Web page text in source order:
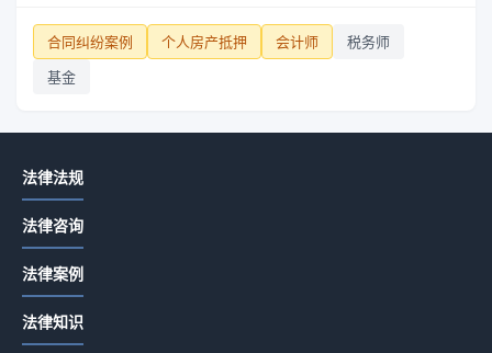
合同纠纷案例 个人房产抵押 会计师
税务师
基金
法律法规
法律咨询
法律案例
法律知识